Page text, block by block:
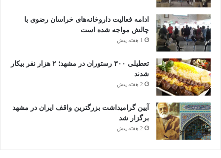
ادامه فعالیت داروخانه‌های خراسان رضوی با
چالش مواجه شده است
1 هفته پیش
تعطیلی ۳۰۰ رستوران در مشهد؛ ۲ هزار نفر بیکار
شدند
2 هفته پیش
آیین گرامیداشت بزرگترین واقف ایران در مشهد
برگزار شد
2 هفته پیش